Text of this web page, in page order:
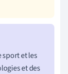
sport et les
et des